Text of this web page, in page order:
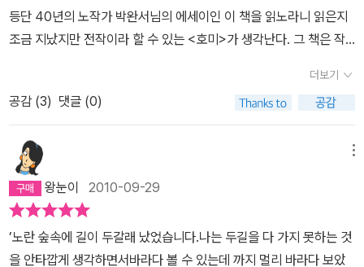
는 지에 대한 이해와 만난다.과거에 대한 반추 뿐만 아니라 군데군데
그가 본 영화, 읽은 책, 가 본 장소에 대한 소소한 감상도 감칠맛 나게
읽힌다. 특히나 레이몬드 카버의 <<대성당>>에서의 그 맨숭맨숭한
인간관계들과 우리의 낫또 같이 끈끈한 줄을 달고 다니는 인간 관계
기억에 남는 것은 그 안의 표제작과 <별것 아닌 것 같지만 도움이 되
는>이라는 아들의 죽음과 빵집 주인에 얽힌 이야기를 읽고 진한 감동
에 휩싸였기 때문이었다. 정말 그 하나로도 카버의 전부를 인정해 버
리고 싶을 만큼 위로를 통한 치유를 절묘하고 생생하게 그려 낸 수작
이었다. 박완서는 특히 이 작품의 전체 줄거리를 요약하면서 감상을
얘기하고 있다. 여든의 작가와 내가 함께 사랑하는 작품이 있다는 건
어쩔 수가 없다.(...)나는 누구인가? 잠 안오는 밤,문득 나를 남처럼
바라보며 물은 적이 있다. 스무 살에 성장을 멈춘 영혼이다. 80을 코
앞에 둔 늙은이이다. 그 두개 의 나를 합치니 스무 살에 성장을 멈춘푸
른 영혼이, 80년 된 고옥에 들어앉아 조용히 붕괴의 날만 기다리는
~26 여든을 코앞에 둔 나이에, 던지는 질문 나는 누구인가를 겨우 절
반의 시간을 살아온 내게도 던져본다. 유난히 끔찍한 기억으로 남을
올 여름을 보내고 나는 생각이 많아졌다. 나이를 먹는다는 것에 대해,
앞으로의 삶에 대해, 불안과 공포가 몰려왔다. 나는 누구인가?이 질
문에 흔쾌히 답을 내릴 수 있는 사람은 얼마나 될까. 사는 동안 고민하
고 고민하면 답을 얻을 수 있을까. 모두가 마주해야 하는 붕괴의 날,
등단 40년의 노작가 박완서님의 에세이인 이 책을 읽노라니 읽은지
조금 지났지만 전작이라 할 수 있는 <호미>가 생각난다. 그 책은 작
를 뿌리지는 않았지만 지금도 간직을 하고 있다. <호미>에서도 보면
단독주택에 살면서 노년의 삶이 게을러지기 쉬운데 화단을 가꾸며 남
보다 바지런하고 꽃을 피우는 식물사이에 나는 ’잡초’ 를 결코 용서를
못 하시듯 손수 화단에서 몇 시간씩 노동을 하시면서도 틈틈이 그 일
상을 글로 담아 내어 읽는 맛과 작가이지만 노년의 삶을 좀더 깊숙히
들여다 볼 수 있는 기회였다. 이 책에서도 화단을,마당을 가꾸시는 이
야기가 많이 등장을 한다. 먼저 단독주택을 선택하실 때, 지금은 갈 수
없는 개성에 있는 고향집 앞마당에 있던 ’살구나무’ 를 기억해 마당에
더보기
공감 (3) 댓글 (0)
왕눈이 2010-09-29
’노란 숲속에 길이 두갈래 났었습니다.나는 두길을 다 가지 못하는 것
을 안타깝게 생각하면서바라다 볼 수 있는데 까지 멀리 바라다 보았